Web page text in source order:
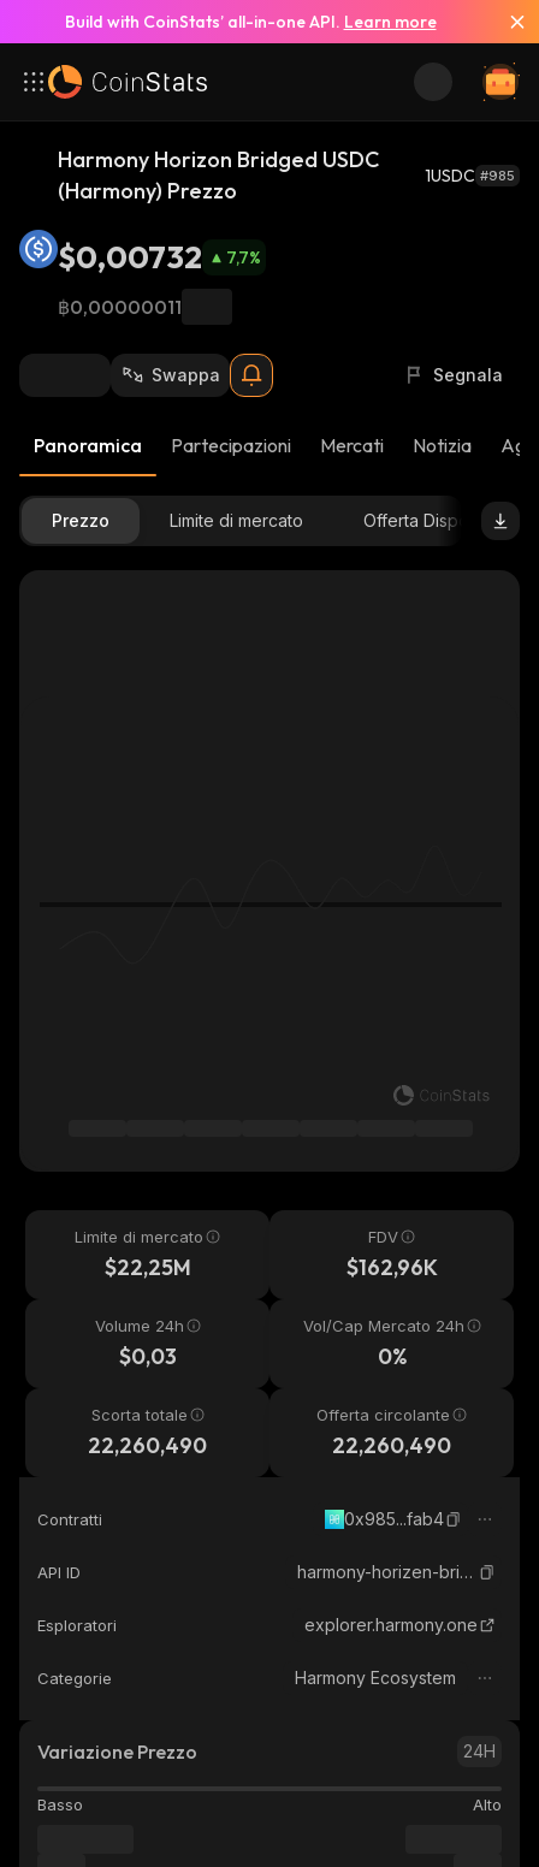
Build with CoinStats’ all-in-one API. Learn more
Harmony Horizon Bridged USDC
(Harmony) Prezzo
1USDC #985
$0,00732 7,7%
฿0,00000011
Swappa Segnala
Panoramica Partecipazioni Mercati Notizia
Prezzo Limite di mercato Offerta Disponibile
Limite di mercato
$22,25M
FDV
$162,96K
Volume 24h
$0,03
Vol/Cap Mercato 24h
0%
Scorta totale
22,260,490
Offerta circolante
22,260,490
Contratti 0x985...fab4
API ID harmony-horizen-bridged-usdc-harmony
Esploratori explorer.harmony.one
Categorie Harmony Ecosystem
Variazione Prezzo 24H
Basso Alto